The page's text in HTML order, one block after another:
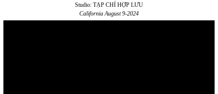
Studio: TẠP CHÍ HỢP LƯU
California August 9-2024